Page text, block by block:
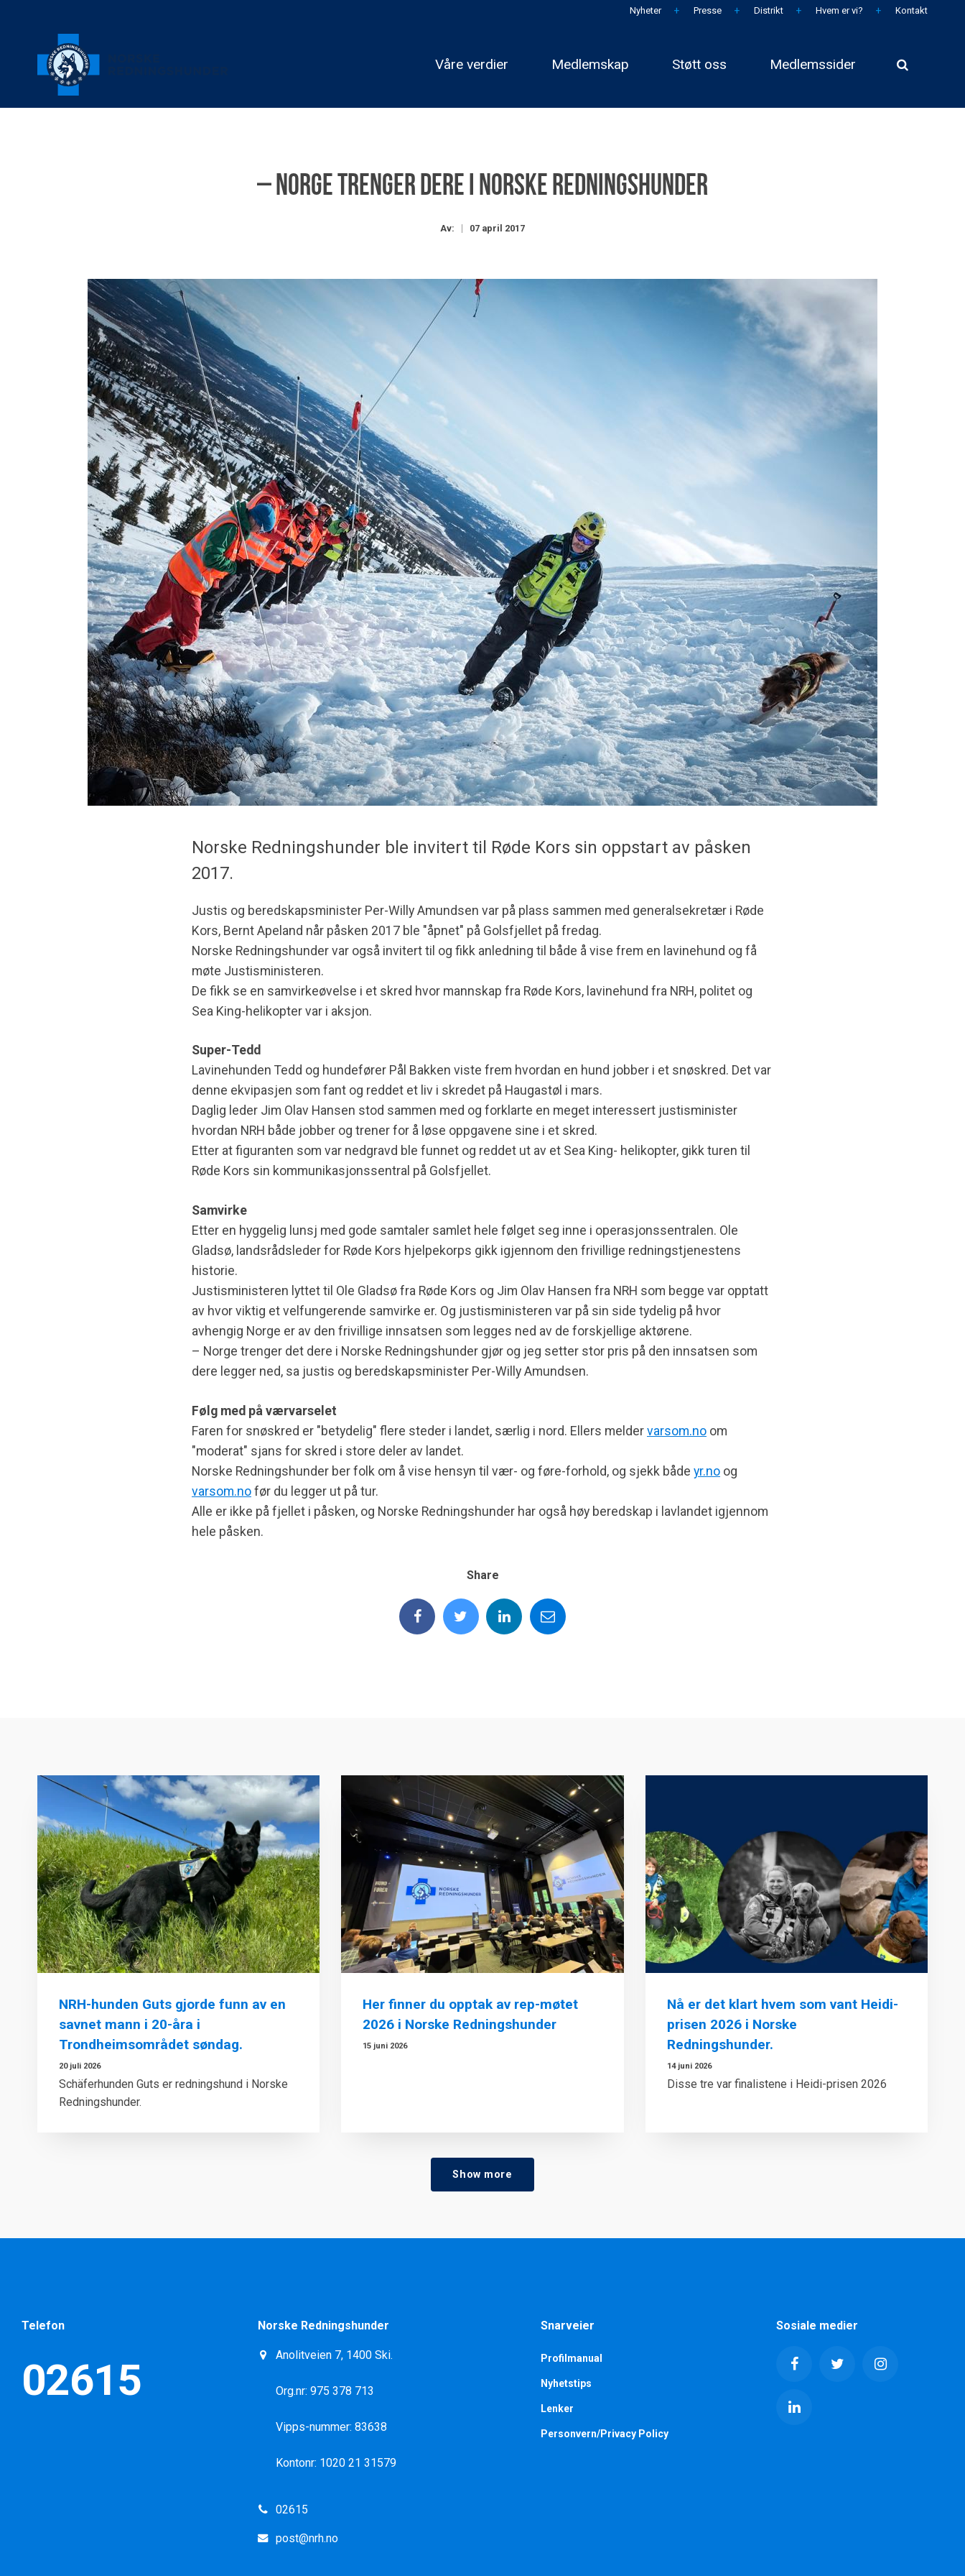
Nyheter Presse Distrikt Hvem er vi? Kontakt
Våre verdier Medlemskap Støtt oss Medlemssider
– Norge trenger dere i Norske Redningshunder
Av: 07 april 2017
Norske Redningshunder ble invitert til Røde Kors sin oppstart av påsken
2017.
Justis og beredskapsminister Per-Willy Amundsen var på plass sammen med generalsekretær i Røde
Kors, Bernt Apeland når påsken 2017 ble "åpnet" på Golsfjellet på fredag.
Norske Redningshunder var også invitert til og fikk anledning til både å vise frem en lavinehund og få
møte Justisministeren.
De fikk se en samvirkeøvelse i et skred hvor mannskap fra Røde Kors, lavinehund fra NRH, politet og
Sea King-helikopter var i aksjon.
Super-Tedd
Lavinehunden Tedd og hundefører Pål Bakken viste frem hvordan en hund jobber i et snøskred. Det var
denne ekvipasjen som fant og reddet et liv i skredet på Haugastøl i mars.
Daglig leder Jim Olav Hansen stod sammen med og forklarte en meget interessert justisminister
hvordan NRH både jobber og trener for å løse oppgavene sine i et skred.
Etter at figuranten som var nedgravd ble funnet og reddet ut av et Sea King- helikopter, gikk turen til
Røde Kors sin kommunikasjonssentral på Golsfjellet.
Samvirke
Etter en hyggelig lunsj med gode samtaler samlet hele følget seg inne i operasjonssentralen. Ole
Gladsø, landsrådsleder for Røde Kors hjelpekorps gikk igjennom den frivillige redningstjenestens
historie.
Justisministeren lyttet til Ole Gladsø fra Røde Kors og Jim Olav Hansen fra NRH som begge var opptatt
av hvor viktig et velfungerende samvirke er. Og justisministeren var på sin side tydelig på hvor
avhengig Norge er av den frivillige innsatsen som legges ned av de forskjellige aktørene.
– Norge trenger det dere i Norske Redningshunder gjør og jeg setter stor pris på den innsatsen som
dere legger ned, sa justis og beredskapsminister Per-Willy Amundsen.
Følg med på værvarselet
Faren for snøskred er "betydelig" flere steder i landet, særlig i nord. Ellers melder varsom.no om
"moderat" sjans for skred i store deler av landet.
Norske Redningshunder ber folk om å vise hensyn til vær- og føre-forhold, og sjekk både yr.no og
varsom.no før du legger ut på tur.
Alle er ikke på fjellet i påsken, og Norske Redningshunder har også høy beredskap i lavlandet igjennom
hele påsken.
Share
NRH-hunden Guts gjorde funn av en
savnet mann i 20-åra i
Trondheimsområdet søndag.
20 juli 2026
Schäferhunden Guts er redningshund i Norske
Redningshunder.
Her finner du opptak av rep-møtet
2026 i Norske Redningshunder
15 juni 2026
Nå er det klart hvem som vant Heidi-
prisen 2026 i Norske
Redningshunder.
14 juni 2026
Disse tre var finalistene i Heidi-prisen 2026
Show more
Telefon
02615
Norske Redningshunder
Anolitveien 7, 1400 Ski.
Org.nr: 975 378 713
Vipps-nummer: 83638
Kontonr: 1020 21 31579
02615
post@nrh.no
Snarveier
Profilmanual
Nyhetstips
Lenker
Personvern/Privacy Policy
Sosiale medier